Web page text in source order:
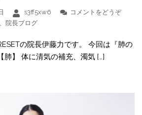
s3ff5xw6
コメントをどうぞ
院長ブログ
の院長伊藤力です。 今回は『肺の
肺】 体に清気の補充、濁気 […]